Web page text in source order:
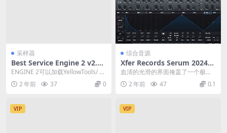
采样器
Best Service Engine 2 v2.7.
0.17 v2.1.0.186 UNLOCKED
[WiN, MacOS]
ENGINE 2可以加载YellowTools/ B
estService系列音色...
2 年前 37 0
综合音源
Xfer Records Serum 2024
血清合成器中文版 Win/Mac
血清的光滑的界面掩盖了一个极其
灵活的波形合成器。 血清是第一个
合成器从Xfer记...
2 年前 47 0.1
VIP VIP